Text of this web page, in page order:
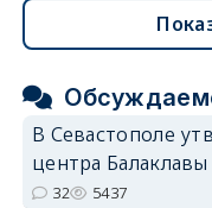
В Севастополе
центра Балаклавы
32 5437